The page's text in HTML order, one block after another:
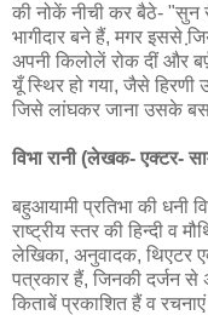
की नोकें नीची कर बैठे- "सुन
भागीदार बने हैं, मगर इससे
अपनी किलोलें रोक दीं और
यूँ स्थिर हो गया, जैसे हिरणी
जिसे लांघकर जाना उसके बस
विभा रानी (लेखक- एक्टर-
बहुआयामी प्रतिभा की धनी
राष्ट्रीय स्तर की हिन्दी व
लेखिका, अनुवादक, थिएटर
पत्रकार हैं, जिनकी दर्जन से
किताबें प्रकाशित हैं व